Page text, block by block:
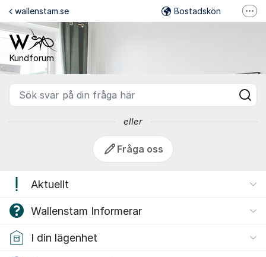
Hoppa till innehåll
Kundforum - Wallenstam
Kundforum
wallenstam.se Bostadskön
Wallenstam på Instagram
Sök svar på din fråga här
eller
Fråga oss
Aktuellt
Wallenstam Informerar
I din lägenhet